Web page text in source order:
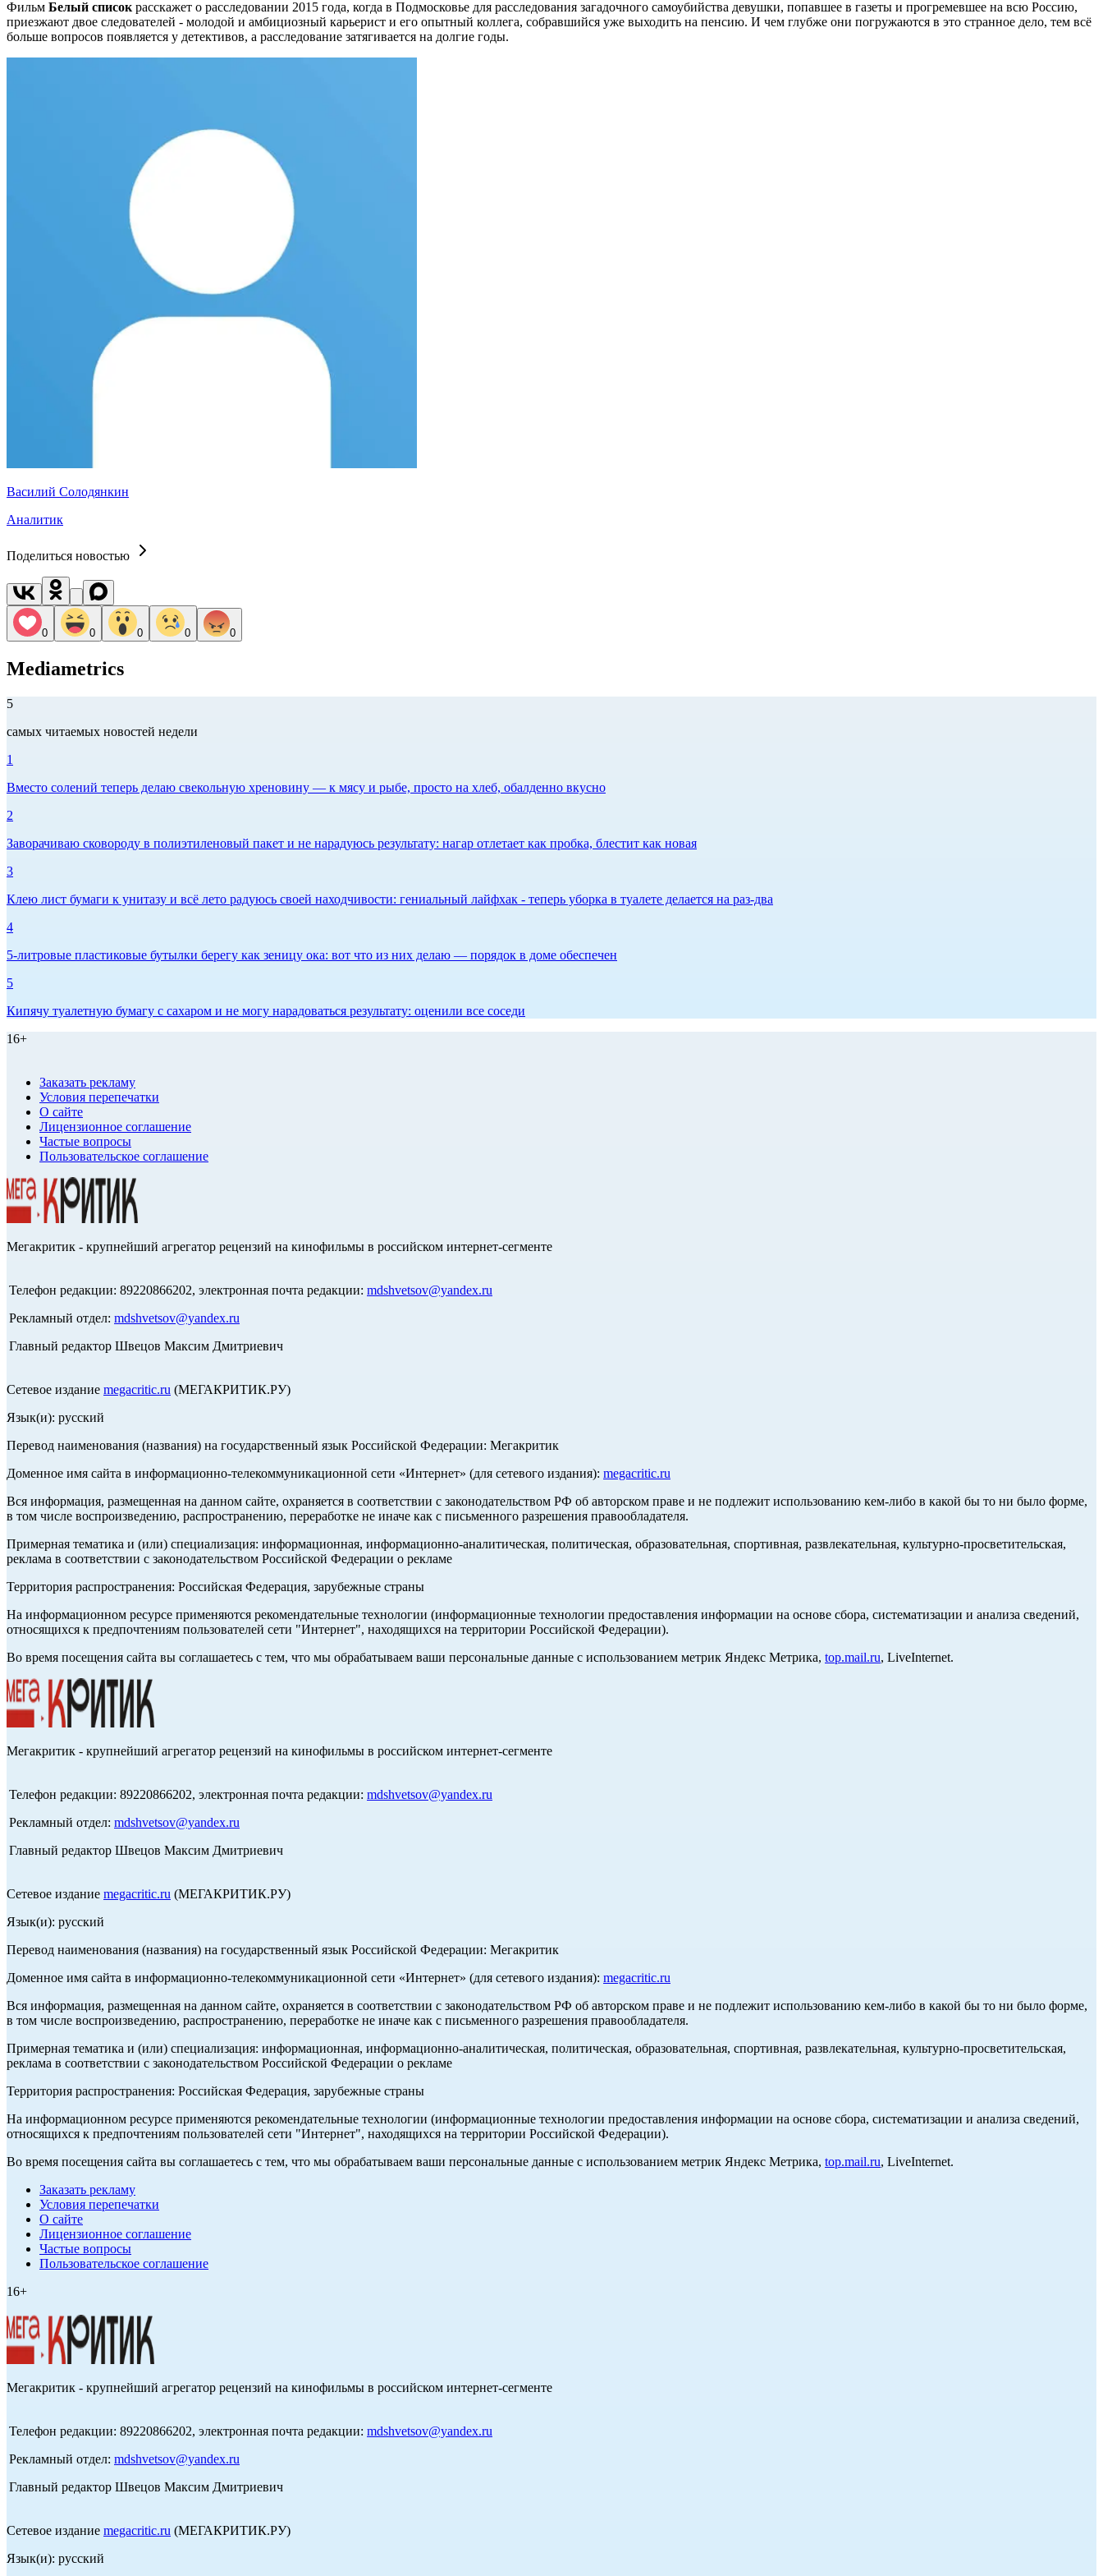
Фильм Белый списокрасскажет о расследовании 2015 года, когда в Подмосковье для расследования загадочного самоубийства девушки, попавшее в газеты и прогремевшее на всю Россию,
приезжают двое следователей - молодой и амбициозный карьерист и его опытный коллега, собравшийся уже выходить на пенсию. И чем глубже они погружаются в это странное дело, тем всё
больше вопросов появляется у детективов, а расследование затягивается на долгие годы.
Василий Солодянкин
Аналитик
Поделиться новостью
0 0 0 0 0
Mediametrics
5
самых читаемых новостей недели
1
Вместо солений теперь делаю свекольную хреновину — к мясу и рыбе, просто на хлеб, обалденно вкусно
2
Заворачиваю сковороду в полиэтиленовый пакет и не нарадуюсь результату: нагар отлетает как пробка, блестит как новая
3
Клею лист бумаги к унитазу и всё лето радуюсь своей находчивости: гениальный лайфхак - теперь уборка в туалете делается на раз-два
4
5-литровые пластиковые бутылки берегу как зеницу ока: вот что из них делаю — порядок в доме обеспечен
5
Кипячу туалетную бумагу с сахаром и не могу нарадоваться результату: оценили все соседи
16+
Заказать рекламу
Условия перепечатки
О сайте
Лицензионное соглашение
Частые вопросы
Пользовательское соглашение
Мегакритик - крупнейший агрегатор рецензий на кинофильмы в российском интернет-сегменте
Телефон редакции: 89220866202, электронная почта редакции: mdshvetsov@yandex.ru
Рекламный отдел: mdshvetsov@yandex.ru
Главный редактор Швецов Максим Дмитриевич
Сетевое издание megacritic.ru (МЕГАКРИТИК.РУ)
Язык(и): русский
Перевод наименования (названия) на государственный язык Российской Федерации: Мегакритик
Доменное имя сайта в информационно-телекоммуникационной сети «Интернет» (для сетевого издания): megacritic.ru
Вся информация, размещенная на данном сайте, охраняется в соответствии с законодательством РФ об авторском праве и не подлежит использованию кем-либо в какой бы то ни было форме,
в том числе воспроизведению, распространению, переработке не иначе как с письменного разрешения правообладателя.
Примерная тематика и (или) специализация: информационная, информационно-аналитическая, политическая, образовательная, спортивная, развлекательная, культурно-просветительская,
реклама в соответствии с законодательством Российской Федерации о рекламе
Территория распространения: Российская Федерация, зарубежные страны
На информационном ресурсе применяются рекомендательные технологии (информационные технологии предоставления информации на основе сбора, систематизации и анализа сведений,
относящихся к предпочтениям пользователей сети "Интернет", находящихся на территории Российской Федерации).
Во время посещения сайта вы соглашаетесь с тем, что мы обрабатываем ваши персональные данные с использованием метрик Яндекс Метрика, top.mail.ru, LiveInternet.
Мегакритик - крупнейший агрегатор рецензий на кинофильмы в российском интернет-сегменте
Телефон редакции: 89220866202, электронная почта редакции: mdshvetsov@yandex.ru
Рекламный отдел: mdshvetsov@yandex.ru
Главный редактор Швецов Максим Дмитриевич
Сетевое издание megacritic.ru (МЕГАКРИТИК.РУ)
Язык(и): русский
Перевод наименования (названия) на государственный язык Российской Федерации: Мегакритик
Доменное имя сайта в информационно-телекоммуникационной сети «Интернет» (для сетевого издания): megacritic.ru
Вся информация, размещенная на данном сайте, охраняется в соответствии с законодательством РФ об авторском праве и не подлежит использованию кем-либо в какой бы то ни было форме,
в том числе воспроизведению, распространению, переработке не иначе как с письменного разрешения правообладателя.
Примерная тематика и (или) специализация: информационная, информационно-аналитическая, политическая, образовательная, спортивная, развлекательная, культурно-просветительская,
реклама в соответствии с законодательством Российской Федерации о рекламе
Территория распространения: Российская Федерация, зарубежные страны
На информационном ресурсе применяются рекомендательные технологии (информационные технологии предоставления информации на основе сбора, систематизации и анализа сведений,
относящихся к предпочтениям пользователей сети "Интернет", находящихся на территории Российской Федерации).
Во время посещения сайта вы соглашаетесь с тем, что мы обрабатываем ваши персональные данные с использованием метрик Яндекс Метрика, top.mail.ru, LiveInternet.
Заказать рекламу
Условия перепечатки
О сайте
Лицензионное соглашение
Частые вопросы
Пользовательское соглашение
16+
Мегакритик - крупнейший агрегатор рецензий на кинофильмы в российском интернет-сегменте
Телефон редакции: 89220866202, электронная почта редакции: mdshvetsov@yandex.ru
Рекламный отдел: mdshvetsov@yandex.ru
Главный редактор Швецов Максим Дмитриевич
Сетевое издание megacritic.ru (МЕГАКРИТИК.РУ)
Язык(и): русский